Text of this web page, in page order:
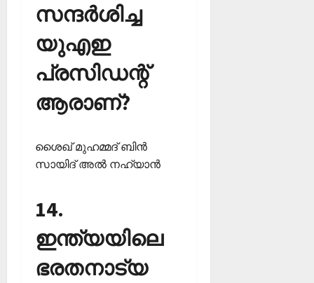
സന്ദര്‍ശിച്ച
യുഎഇ
പ്രസിഡന്റ്
ആരാണ്?
ശൈഖ് മുഹമ്മദ് ബിന്‍
സായിദ് അല്‍ നഹ്യാന്‍
14.
ഇന്ത്യയിലെ
ഭരതനാട്യ